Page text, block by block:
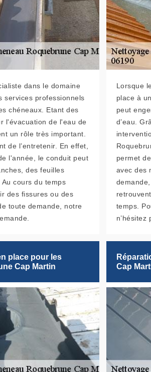
dans le domaine
services professionnels
chéneaux. Etant des
l'évacuation de l'eau de
un rôle très important.
de l’entretenir. En effet,
l'année, le conduit peut
des feuilles
cours du temps
des fissures ou des
toute demande, notre
Lorsque
place à
peut
d’eau.
permet
avec des
temps.
n’hésitez
place pour les
Cap Martin
Cap